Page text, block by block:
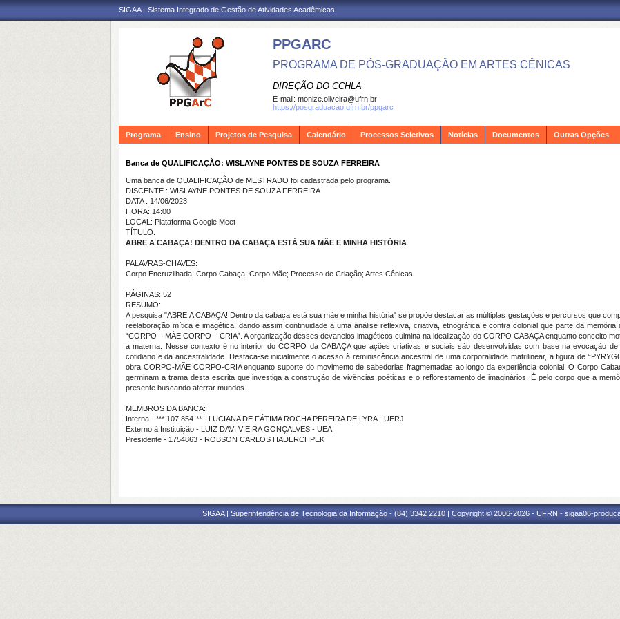
SIGAA - Sistema Integrado de Gestão de Atividades Acadêmicas
PPGARC
PROGRAMA DE PÓS-GRADUAÇÃO EM ARTES CÊNICAS
DIREÇÃO DO CCHLA
E-mail: monize.oliveira@ufrn.br
https://posgraduacao.ufrn.br/ppgarc
Programa Ensino Projetos de Pesquisa Calendário Processos Seletivos Notícias Documentos Outras Opções
Banca de QUALIFICAÇÃO: WISLAYNE PONTES DE SOUZA FERREIRA
Uma banca de QUALIFICAÇÃO de MESTRADO foi cadastrada pelo programa.
DISCENTE : WISLAYNE PONTES DE SOUZA FERREIRA
DATA : 14/06/2023
HORA: 14:00
LOCAL: Plataforma Google Meet
TÍTULO:
ABRE A CABAÇA! DENTRO DA CABAÇA ESTÁ SUA MÃE E MINHA HISTÓRIA
PALAVRAS-CHAVES:
Corpo Encruzilhada; Corpo Cabaça; Corpo Mãe; Processo de Criação; Artes Cênicas.
PÁGINAS: 52
RESUMO:
A pesquisa "ABRE A CABAÇA! Dentro da cabaça está sua mãe e minha história" se propõe destacar as múltiplas gestações e percursos que
reelaboração mítica e imagética, dando assim continuidade a uma análise reflexiva, criativa, etnográfica e contra colonial que parte da memória
“CORPO – MÃE CORPO – CRIA”. A organização desses devaneios imagéticos culmina na idealização do CORPO CABAÇA enquanto conceito
a materna. Nesse contexto é no interior do CORPO da CABAÇA que ações criativas e sociais são desenvolvidas com base na evocação
cotidiano e da ancestralidade. Destaca-se inicialmente o acesso à reminiscência ancestral de uma corporalidade matrilinear, a figura de
obra CORPO-MÃE CORPO-CRIA enquanto suporte do movimento de sabedorias fragmentadas ao longo da experiência colonial. O Corpo
germinam a trama desta escrita que investiga a construção de vivências poéticas e o reflorestamento de imaginários. É pelo corpo que a
presente buscando aterrar mundos.
MEMBROS DA BANCA:
Interna - ***.107.854-** - LUCIANA DE FÁTIMA ROCHA PEREIRA DE LYRA - UERJ
Externo à Instituição - LUIZ DAVI VIEIRA GONÇALVES - UEA
Presidente - 1754863 - ROBSON CARLOS HADERCHPEK
SIGAA | Superintendência de Tecnologia da Informação - (84) 3342 2210 | Copyright © 2006-2026 - UFRN - sigaa06-